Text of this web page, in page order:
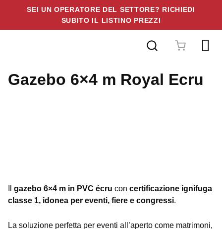
SEI UN OPERATORE DEL SETTORE? RICHIEDI
SUBITO IL LISTINO PREZZI
Gazebo 6×4 m Royal Ecru
gazebo 6×4 m in PVC écru con certificazione ignifuga
classe 1, idonea per eventi, fiere e congressi.
La soluzione perfetta per eventi all’aperto come matrimoni,